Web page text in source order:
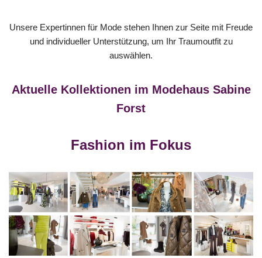
Unsere Expertinnen für Mode stehen Ihnen zur Seite mit Freude
und individueller Unterstützung, um Ihr Traumoutfit zu
auswählen.
Aktuelle Kollektionen im Modehaus Sabine
Forst
Fashion im Fokus